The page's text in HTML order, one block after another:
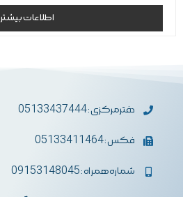
0
از
5
اطلاعات بیشتر
دفترمرکزی : 05133437444
فکس : 05133411464
شماره همراه : 09153148045